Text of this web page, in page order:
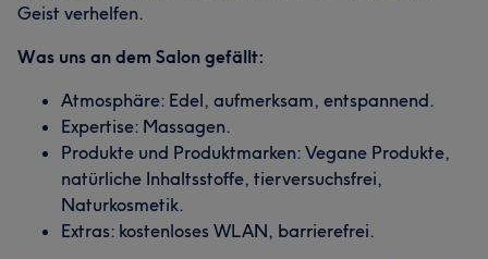
Geist verhelfen.
Was uns an dem Salon gefällt:
Atmosphäre: Edel, aufmerksam, entspannend.
Expertise: Massagen.
Produkte und Produktmarken: Vegane Produkte,
natürliche Inhaltsstoffe, tierversuchsfrei,
Naturkosmetik.
Extras: kostenloses WLAN, barrierefrei.